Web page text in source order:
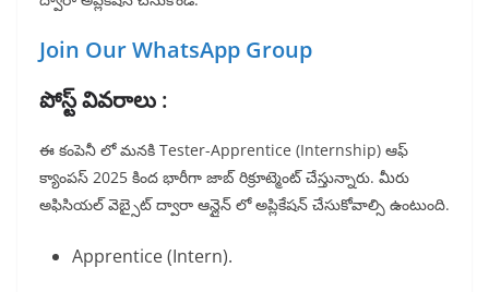
Join Our WhatsApp Group
పోస్ట్ వివరాలు :
ఈ కంపెనీ లో మనకి Tester-Apprentice (Internship) ఆఫ్
క్యాంపస్ 2025 కింద భారీగా జాబ్ రిక్రూట్మెంట్ చేస్తున్నారు. మీరు
అఫిసియల్ వెబ్సైట్ ద్వారా ఆన్లైన్ లో అప్లికేషన్ చేసుకోవాల్సి ఉంటుంది.
Apprentice (Intern).